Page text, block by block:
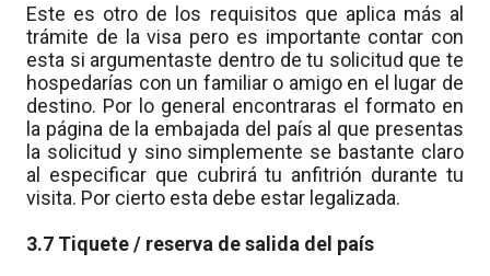
Este es otro de los requisitos que aplica más al
trámite de la visa pero es importante contar con
esta si argumentaste dentro de tu solicitud que te
hospedarías con un familiar o amigo en el lugar de
destino. Por lo general encontraras el formato en
la página de la embajada del país al que presentas
la solicitud y sino simplemente se bastante claro
al especificar que cubrirá tu anfitrión durante tu
visita. Por cierto esta debe estar legalizada.
3.7 Tiquete / reserva de salida del país